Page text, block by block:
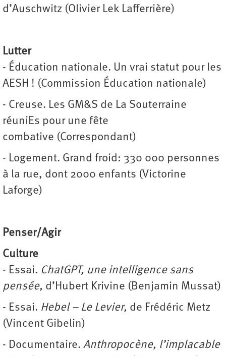
d’Auschwitz (Olivier Lek Lafferrière)
Lutter
- Éducation nationale. Un vrai statut pour les
AESH ! (Commission Éducation nationale)
- Creuse. Les GM&S de La Souterraine
réuniEs pour une fête
combative (Correspondant)
- Logement. Grand froid: 330 000 personnes
à la rue, dont 2000 enfants (Victorine
Laforge)
Penser/Agir
Culture
- Essai. ChatGPT, une intelligence sans
pensée, d’Hubert Krivine (Benjamin Mussat)
- Essai. Hebel – Le Levier, de Frédéric Metz
(Vincent Gibelin)
- Documentaire. Anthropocène, l’implacable